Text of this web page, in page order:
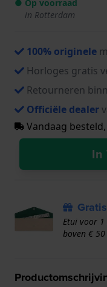
● Op voorraad
in Rotterdam
100% originele
Horloges gratis
Retourneren
Officiële dealer
Vandaag
In
Etui voor
boven € 50